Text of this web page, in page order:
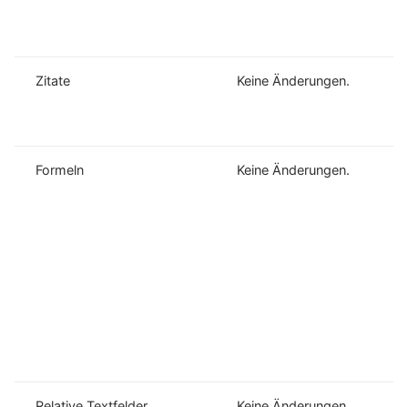
Zitate Keine Änderungen.
Formeln Keine Änderungen.